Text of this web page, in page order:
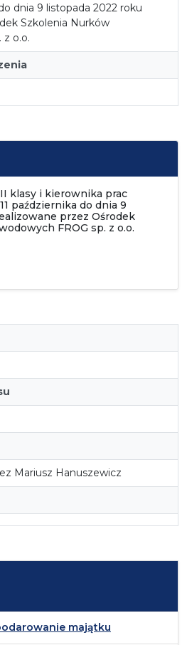
dnia 9 listopada 2022 roku
Szkolenia Nurków
z o.o.
klasy i kierownika prac
października do dnia 9
przez Ośrodek
FROG sp. z o.o.
Mariusz Hanuszewicz
majątku